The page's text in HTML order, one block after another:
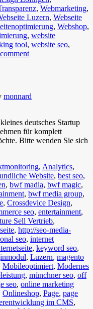
, Webmarketing,
Luzern, Webseite
, Webshop,
, website
tool, website seo,
comment
monnard
deutsches Startup
für komplett
Bitte wenden Sie sich
, Analytics,
Website, best seo,
, bwf madia, bwf magic,
, bwf media group,
, Crossdevice Design,
seo, entertainment,
Sell Vertrieb,
, http://seo-media-
seo, internet
, keyword seo,
, Luzern, magento
Mobileoptimiert, Modernes
, münchner seo, off
seo, online marketing
Onlineshop, Page, page
im CMS,